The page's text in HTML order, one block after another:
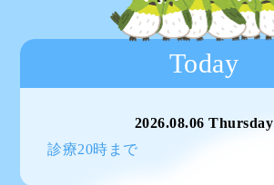
Today
2026.08.06 Thursday
診療20時まで